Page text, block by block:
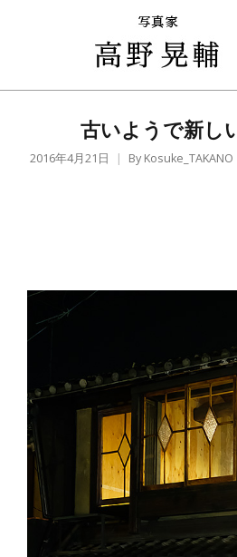
古いようで新し
2016年4月21日 By Kosuke_TAKANO